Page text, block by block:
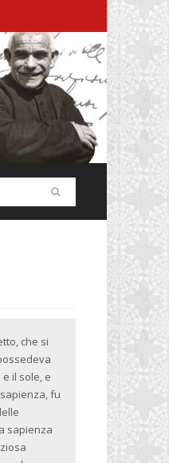
che si
il sole, e
fu
sapienza